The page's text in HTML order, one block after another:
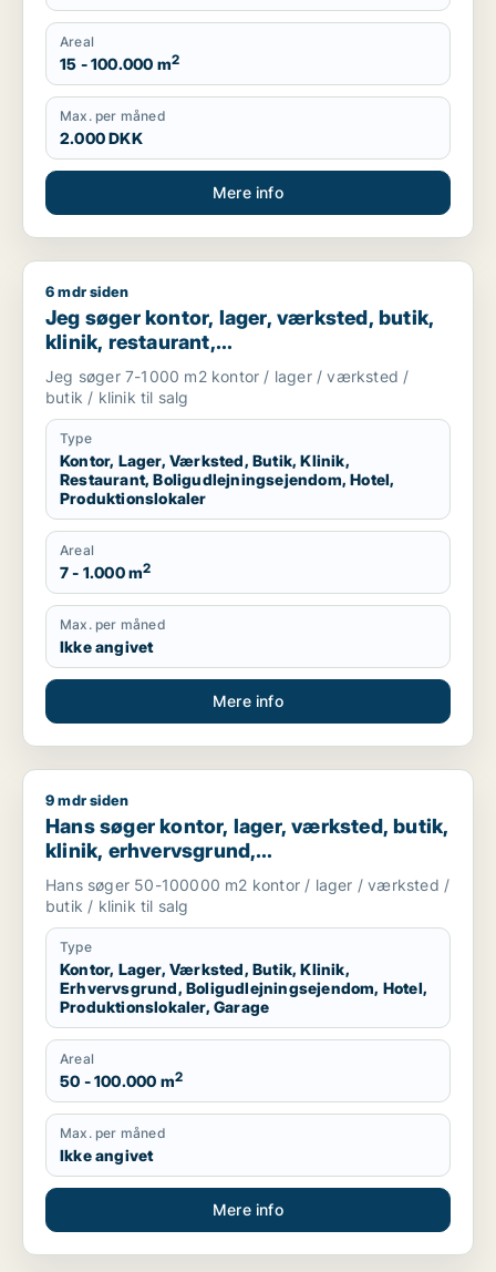
Areal
15 - 100.000 m2
Max. per måned
2.000 DKK
Mere info
Jeg søger kontor, lager, værksted, butik, klinik, restaurant,
6 mdr siden
Jeg søger kontor, lager, værksted, butik,
klinik, restaurant,
boligudlejningsejendom, hotel eller
produktionslokaler til salg i Vordingborg,
Guldborgsund eller Lolland
Jeg søger 7-1000 m2 kontor / lager / værksted /
butik / klinik til salg
Type
Kontor, Lager, Værksted, Butik, Klinik,
Restaurant, Boligudlejningsejendom, Hotel,
Produktionslokaler
Areal
7 - 1.000 m2
Max. per måned
Ikke angivet
Mere info
Hans søger kontor, lager, værksted, butik, klinik,
9 mdr siden
Hans søger kontor, lager, værksted, butik,
klinik, erhvervsgrund,
boligudlejningsejendom, hotel,
produktionslokaler eller garage til salg i
Region Sjælland
Hans søger 50-100000 m2 kontor / lager / værksted /
butik / klinik til salg
Type
Kontor, Lager, Værksted, Butik, Klinik,
Erhvervsgrund, Boligudlejningsejendom, Hotel,
Produktionslokaler, Garage
Areal
50 - 100.000 m2
Max. per måned
Ikke angivet
Mere info